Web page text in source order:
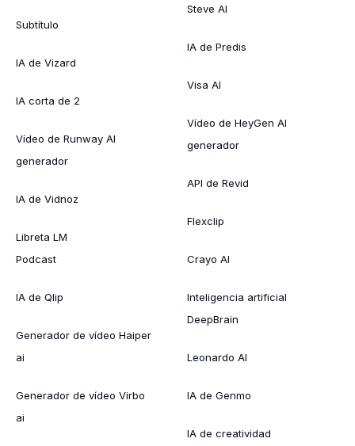
Subtítulo
IA de Vizard
IA corta de 2
Vídeo de Runway AI
generador
IA de Vidnoz
Libreta LM
Podcast
IA de Qlip
Generador de vídeo Haiper
ai
Generador de vídeo Virbo
ai
Steve AI
IA de Predis
Visa AI
Vídeo de HeyGen AI
generador
API de Revid
Flexclip
Crayo AI
Inteligencia artificial
DeepBrain
Leonardo AI
IA de Genmo
IA de creatividad